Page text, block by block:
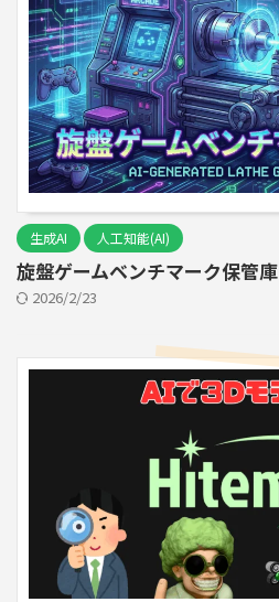
生成AI 人工知能(AI)
旋盤ゲームベンチマーク保管庫
2026/2/23